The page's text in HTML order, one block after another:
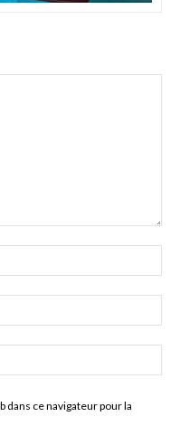
:*
:*
:
ce navigateur pour la